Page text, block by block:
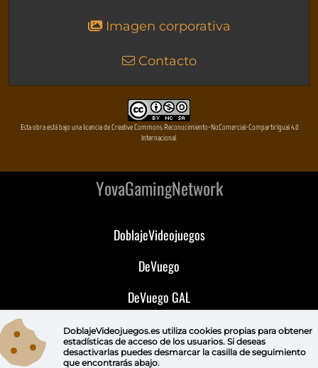
Imagen corporativa
Contacto
Esta obra está bajo una licencia de Creative Commons Reconocimiento-NoComercial-CompartirIgual 4.0
Internacional
YovaGamingNetwork
DoblajeVideojuegos
DeVuego
DeVuego GAL
DeVuego LATAM
DeVuego Portugal
DoblajeVideojuegos.es utiliza cookies propiaspara obtener
estadísticas de acceso de los usuarios. Si deseas
desactivarlas puedes desmarcar la casilla de seguimiento
que encontrarás abajo.